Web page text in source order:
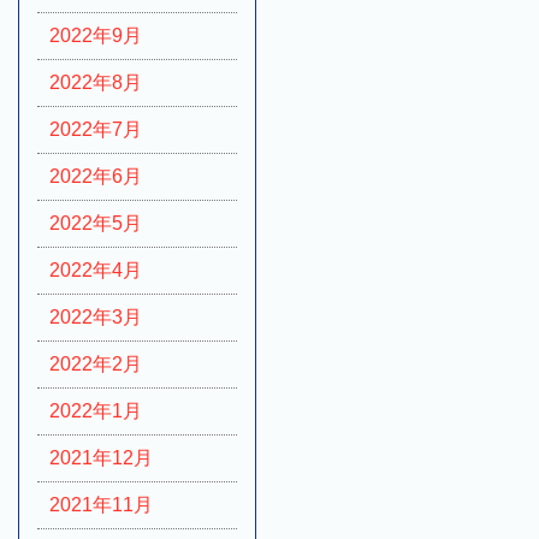
2022年9月
2022年8月
2022年7月
2022年6月
2022年5月
2022年4月
2022年3月
2022年2月
2022年1月
2021年12月
2021年11月